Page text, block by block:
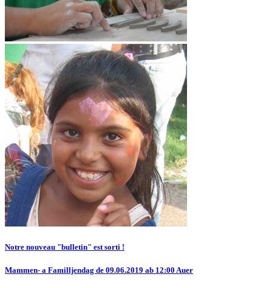
Notre nouveau "bulletin" est sorti !
Mammen- a Familljendag de 09.06.2019 ab 12:00 Auer